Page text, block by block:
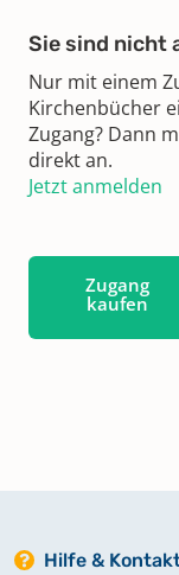
Sie sind nicht
Nur mit einem
Kirchenbücher
Zugang? Dann
direkt an.
Jetzt anmelden
Zugang
kaufen
Hilfe &